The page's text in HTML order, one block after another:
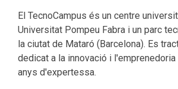
El TecnoCampus és un centre
Universitat Pompeu Fabra i un parc
la ciutat de Mataró (Barcelona). Es
dedicat a la innovació i
anys d'expertessa.